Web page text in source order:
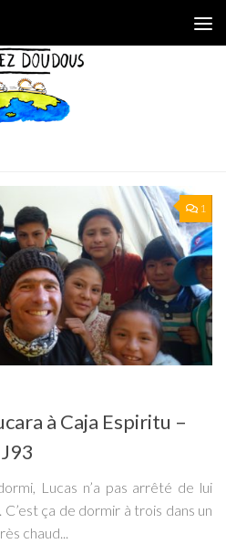
1
à Caja Espiritu –
Lucas n’a pas arrêté de lui
ça de dormir à trois dans un
chaud...